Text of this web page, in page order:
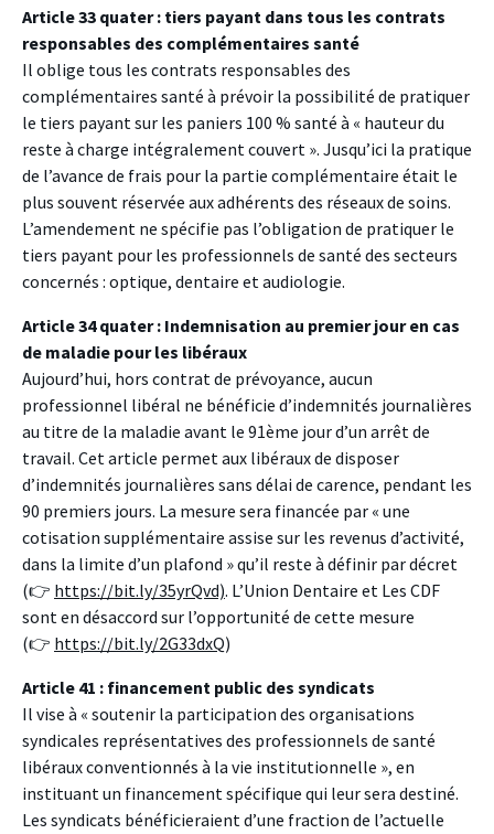
Article 33 quater : tiers payant dans tous les contrats
responsables des complémentaires santé
Il oblige tous les contrats responsables des
complémentaires santé à prévoir la possibilité de pratiquer
le tiers payant sur les paniers 100 % santé à « hauteur du
reste à charge intégralement couvert ». Jusqu’ici la pratique
de l’avance de frais pour la partie complémentaire était le
plus souvent réservée aux adhérents des réseaux de soins.
L’amendement ne spécifie pas l’obligation de pratiquer le
tiers payant pour les professionnels de santé des secteurs
concernés : optique, dentaire et audiologie.
Article 34 quater : Indemnisation au premier jour en cas
de maladie pour les libéraux
Aujourd’hui, hors contrat de prévoyance, aucun
professionnel libéral ne bénéficie d’indemnités journalières
au titre de la maladie avant le 91ème jour d’un arrêt de
travail. Cet article permet aux libéraux de disposer
d’indemnités journalières sans délai de carence, pendant les
90 premiers jours. La mesure sera financée par « une
cotisation supplémentaire assise sur les revenus d’activité,
dans la limite d’un plafond » qu’il reste à définir par décret
(👉 https://bit.ly/35yrQvd). L’Union Dentaire et Les CDF
sont en désaccord sur l’opportunité de cette mesure
(👉 https://bit.ly/2G33dxQ)
Article 41 : financement public des syndicats
Il vise à « soutenir la participation des organisations
syndicales représentatives des professionnels de santé
libéraux conventionnés à la vie institutionnelle », en
instituant un financement spécifique qui leur sera destiné.
Les syndicats bénéficieraient d’une fraction de l’actuelle